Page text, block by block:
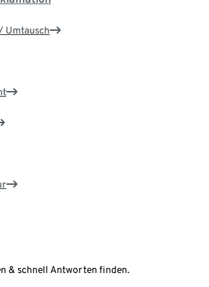
Umtausch
& schnell Antworten finden.